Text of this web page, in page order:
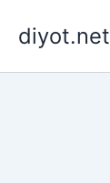
atladiyot.net